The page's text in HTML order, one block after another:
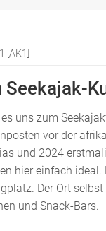
[AK1]
Seekajak-
uns zum
vor der
und 2024
hier einfach
Der Ort
und Snack-Bars.